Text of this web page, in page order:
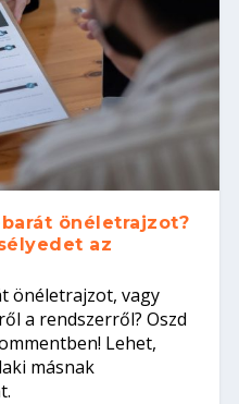
önéletrajzot?
az
önéletrajzot, vagy
a rendszerről? Oszd
Lehet,
másnak